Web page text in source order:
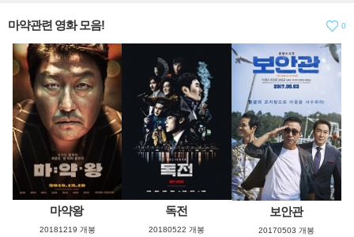
마약관련 영화 모음! 0
마약왕
20181219 개봉
독전
20180522 개봉
보안관
20170503 개봉